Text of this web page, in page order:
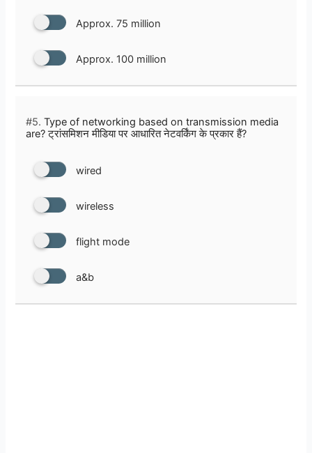
Approx. 75 million
Approx. 100 million
#5. Type of networking based on transmission media
are? ट्रांसमिशन मीडिया पर आधारित नेटवर्किंग के प्रकार हैं?
wired
wireless
flight mode
a&b